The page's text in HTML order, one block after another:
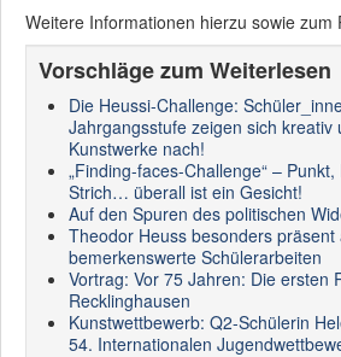
Weitere Informationen hierzu sowie zum
Vorschläge zum Weiterlesen
Die Heussi-Challenge:
Jahrgangsstufe zeigen sich kreativ
Kunstwerke nach!
„Finding-faces-Challenge“ –
Strich… überall ist ein Gesicht!
Auf den Spuren des politischen
Theodor Heuss besonders präsent
bemerkenswerte Schülerarbeiten
Vortrag: Vor 75 Jahren: Die ersten
Recklinghausen
Kunstwettbewerb: Q2-Schülerin
54. Internationalen